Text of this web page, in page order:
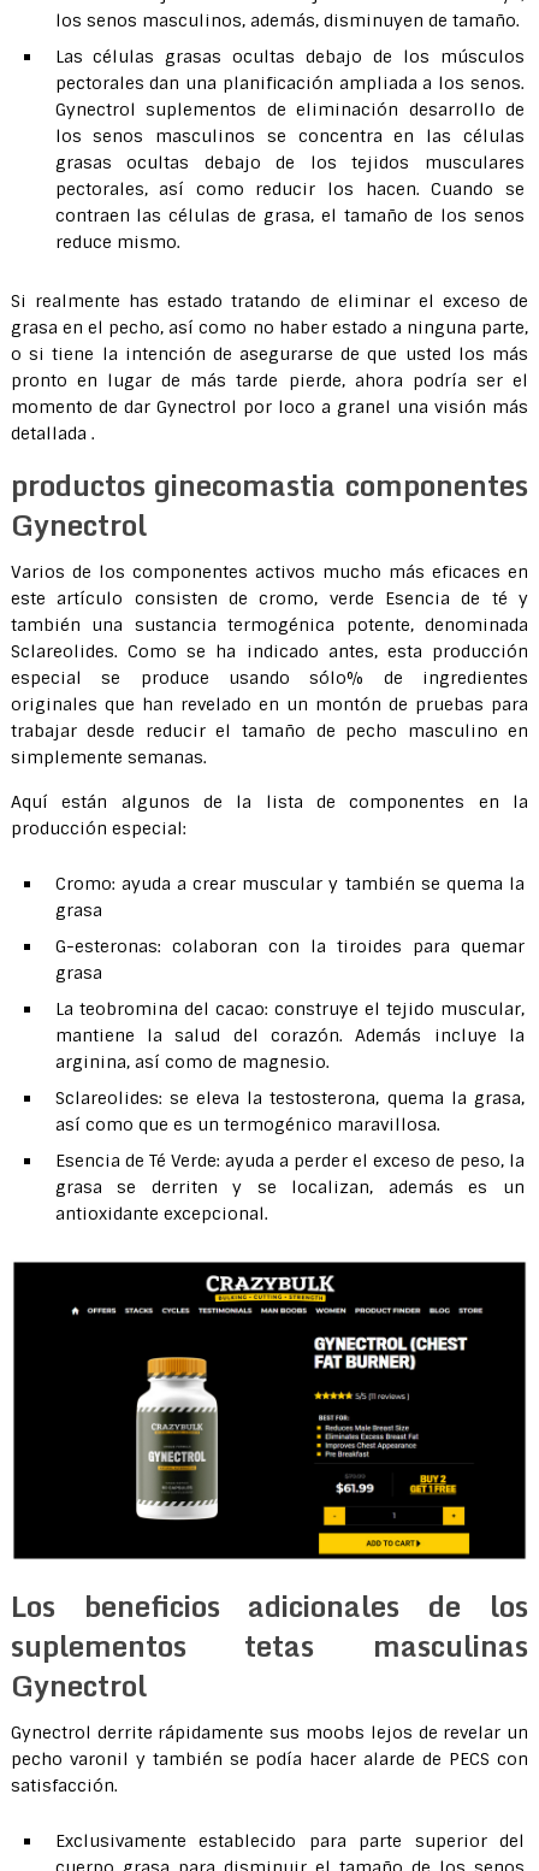
los senos masculinos, además, disminuyen de tamaño.
Las células grasas ocultas debajo de los músculos
pectorales dan una planificación ampliada a los senos.
Gynectrol suplementos de eliminación desarrollo de
los senos masculinos se concentra en las células
grasas ocultas debajo de los tejidos musculares
pectorales, así como reducir los hacen. Cuando se
contraen las células de grasa, el tamaño de los senos
reduce mismo.
Si realmente has estado tratando de eliminar el exceso de
grasa en el pecho, así como no haber estado a ninguna parte,
o si tiene la intención de asegurarse de que usted los más
pronto en lugar de más tarde pierde, ahora podría ser el
momento de dar Gynectrol por loco a granel una visión más
detallada .
productos ginecomastia componentes
Gynectrol
Varios de los componentes activos mucho más eficaces en
este artículo consisten de cromo, verde Esencia de té y
también una sustancia termogénica potente, denominada
Sclareolides. Como se ha indicado antes, esta producción
especial se produce usando sólo% de ingredientes
originales que han revelado en un montón de pruebas para
trabajar desde reducir el tamaño de pecho masculino en
simplemente semanas.
Aquí están algunos de la lista de componentes en la
producción especial:
Cromo: ayuda a crear muscular y también se quema la
grasa
G-esteronas: colaboran con la tiroides para quemar
grasa
La teobromina del cacao: construye el tejido muscular,
mantiene la salud del corazón. Además incluye la
arginina, así como de magnesio.
Sclareolides: se eleva la testosterona, quema la grasa,
así como que es un termogénico maravillosa.
Esencia de Té Verde: ayuda a perder el exceso de peso, la
grasa se derriten y se localizan, además es un
antioxidante excepcional.
Los beneficios adicionales de los
suplementos tetas masculinas
Gynectrol
Gynectrol derrite rápidamente sus moobs lejos de revelar un
pecho varonil y también se podía hacer alarde de PECS con
satisfacción.
Exclusivamente establecido para parte superior del